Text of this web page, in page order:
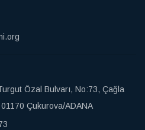
Özal Bulvarı, No:73, Çağla
Çukurova/ADANA